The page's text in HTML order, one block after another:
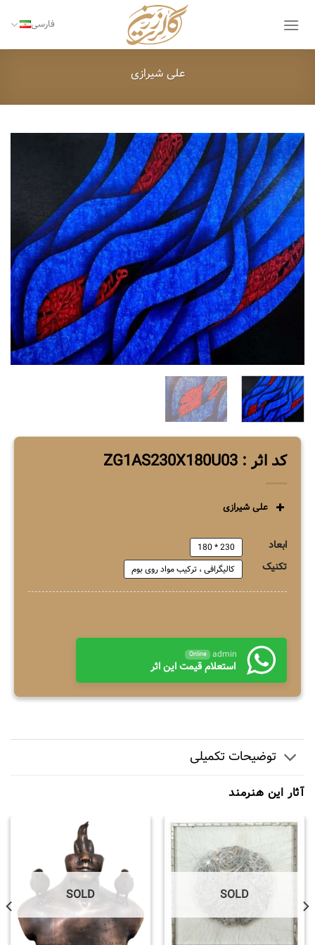
فارسی
علی شیرازی
کد اثر : ZG1AS230X180U03
علی شیرازی
ابعاد 230 * 180
تکنیک کالیگرافی ، ترکیب مواد روی بوم
admin
Online
استعلام قیمت این اثر
توضیحات تکمیلی
آثار این هنرمند
SOLD
SOLD